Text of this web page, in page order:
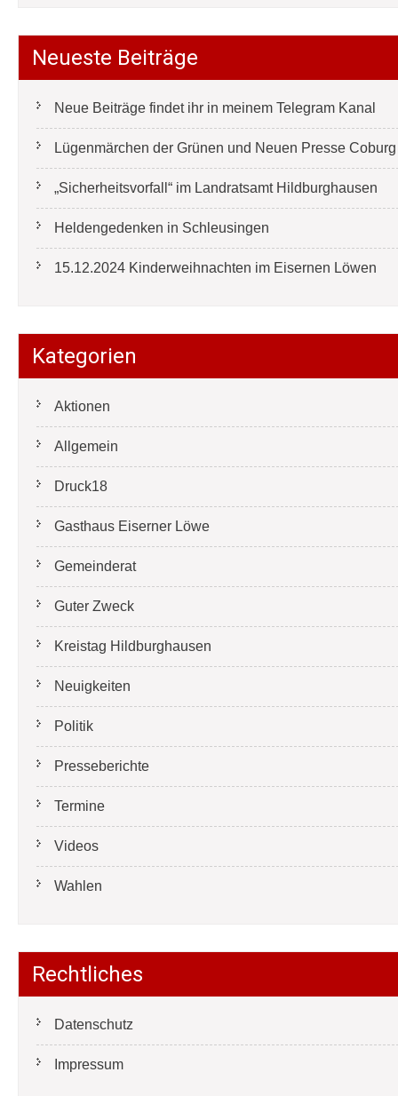
Neueste Beiträge
Neue Beiträge findet ihr in meinem Telegram Kanal
Lügenmärchen der Grünen und Neuen Presse
„Sicherheitsvorfall“ im Landratsamt Hildburghausen
Heldengedenken in Schleusingen
15.12.2024 Kinderweihnachten im Eisernen Löwen
Kategorien
Aktionen
Allgemein
Druck18
Gasthaus Eiserner Löwe
Gemeinderat
Guter Zweck
Kreistag Hildburghausen
Neuigkeiten
Politik
Presseberichte
Termine
Videos
Wahlen
Rechtliches
Datenschutz
Impressum